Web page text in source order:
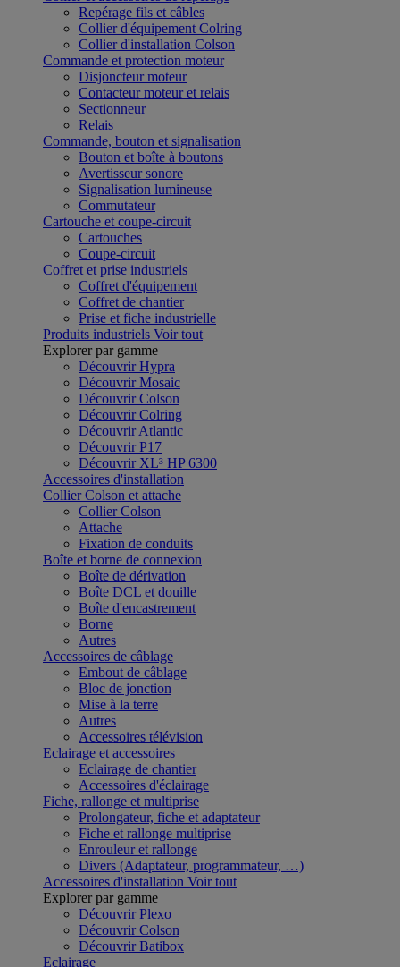
Repérage fils et câbles
Collier d'équipement Colring
Collier d'installation Colson
Commande et protection moteur
Disjoncteur moteur
Contacteur moteur et relais
Sectionneur
Relais
Commande, bouton et signalisation
Bouton et boîte à boutons
Avertisseur sonore
Signalisation lumineuse
Commutateur
Cartouche et coupe-circuit
Cartouches
Coupe-circuit
Coffret et prise industriels
Coffret d'équipement
Coffret de chantier
Prise et fiche industrielle
Produits industriels Voir tout
Explorer par gamme
Découvrir Hypra
Découvrir Mosaic
Découvrir Colson
Découvrir Colring
Découvrir Atlantic
Découvrir P17
Découvrir XL³ HP 6300
Accessoires d'installation
Collier Colson et attache
Collier Colson
Attache
Fixation de conduits
Boîte et borne de connexion
Boîte de dérivation
Boîte DCL et douille
Boîte d'encastrement
Borne
Autres
Accessoires de câblage
Embout de câblage
Bloc de jonction
Mise à la terre
Autres
Accessoires télévision
Eclairage et accessoires
Eclairage de chantier
Accessoires d'éclairage
Fiche, rallonge et multiprise
Prolongateur, fiche et adaptateur
Fiche et rallonge multiprise
Enrouleur et rallonge
Divers (Adaptateur, programmateur, …)
Accessoires d'installation Voir tout
Explorer par gamme
Découvrir Plexo
Découvrir Colson
Découvrir Batibox
Eclairage